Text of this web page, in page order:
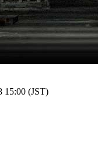
15:00 (JST)